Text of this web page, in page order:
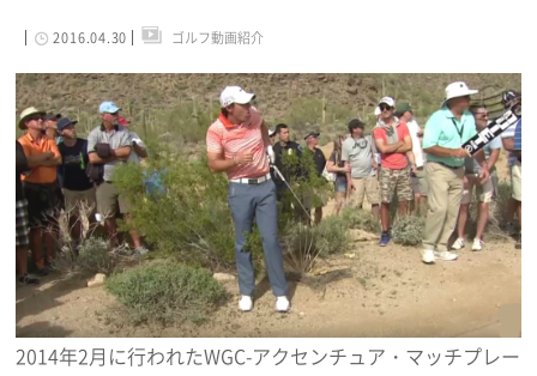
2016.04.30 ゴルフ動画紹介
2014年2月に行われたWGC-アクセンチュア・マッチプレー